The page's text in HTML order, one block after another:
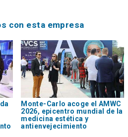
con esta empresa
Monte-Carlo acoge el AMWC
2026, epicentro mundial de la
medicina estética y
antienvejecimiento